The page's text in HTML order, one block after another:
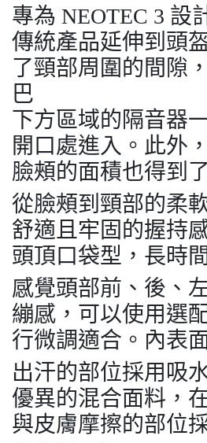
專為 NEOTEC 3 設
傳統產品延伸到頭
了頸部周圍的間隙
巴
下方區域的隔音器
開口處進入。此外
臉頰的面積也得到
從臉頰到頸部的柔
舒適且牢固的握持
頭頂口袋型，長時
感覺頭部前、後、
繃感，可以使用選
行微調適合。內表
出汗的部位採用吸
優異的混合面料，
與皮膚摩擦的部位